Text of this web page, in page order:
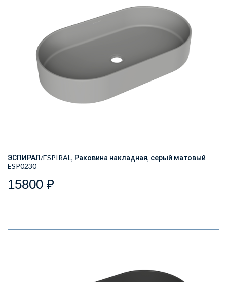
ЭСПИРАЛ/ESPIRAL, Раковина накладная, серый матовый
ESP0230
15800 ₽